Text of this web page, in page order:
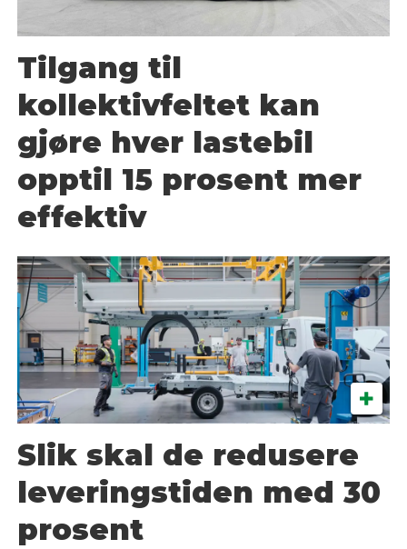
Tilgang til
kollektivfeltet kan
gjøre hver lastebil
opptil 15 prosent mer
effektiv
Slik skal de redusere
leveringstiden med 30
prosent